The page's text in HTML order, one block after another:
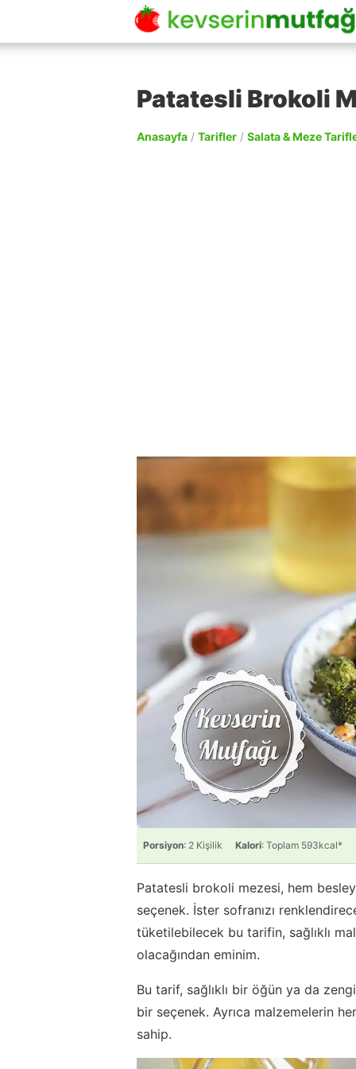
Patatesli Brokoli
Anasayfa / Tarifler / Salata & Meze
Porsiyon: 2 Kişilik Kalori: Toplam 593kcal*
Patatesli brokoli mezesi, hem
seçenek. İster sofranızı
tüketilebilecek bu tarifin, sağlıklı
olacağından eminim.
Bu tarif, sağlıklı bir öğün ya da
bir seçenek. Ayrıca malzemelerin
sahip.